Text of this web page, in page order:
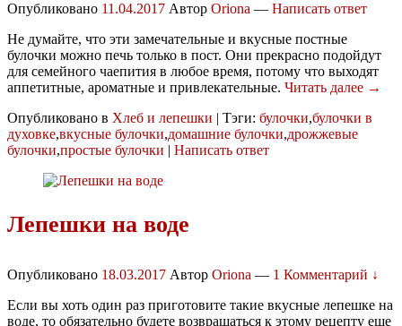
Опубликовано 11.04.2017 Автор Oriona — Написать ответ
Не думайте, что эти замечательные и вкусные постные
булочки можно печь только в пост. Они прекрасно подойдут
для семейного чаепития в любое время, потому что выходят
аппетитные, ароматные и привлекательные. Читать далее →
Опубликовано в Хлеб и лепешки | Тэги: булочки,булочки в
духовке,вкусные булочки,домашние булочки,дрожжевые
булочки,простые булочки | Написать ответ
Лепешки на воде
Опубликовано 18.03.2017 Автор Oriona — 1 Комментарий ↓
Если вы хоть один раз приготовите такие вкусные лепешке на
воде, то обязательно будете возвращаться к этому рецепту еще